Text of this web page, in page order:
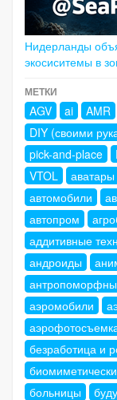
Нидерланды
экосиситемы в
МЕТКИ
AGV ai AMR
DIY (своими
pick-and-place
VTOL
аватары
автомобили
автопром
аддитивные
андроиды
аэромобили
безработица и
больницы